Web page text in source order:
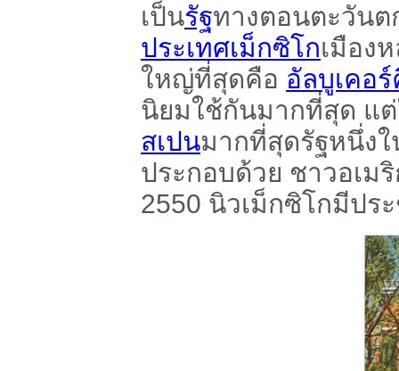
เป็นรัฐทางตอนตะวันต
ประเทศเม็กซิโกเมือง
ใหญ่ที่สุดคือ อัลบูเคอ
นิยมใช้กันมากที่สุด แต่
สเปนมากที่สุดรัฐหนึ่งใ
ประกอบด้วย ชาวอเม
2550 นิวเม็กซิโกมีปร